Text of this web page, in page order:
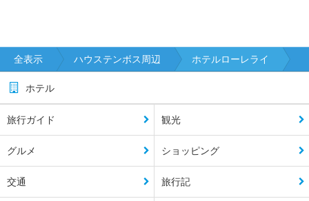
全表示 ハウステンボス周辺 ホテルローレライ
ホテル
旅行ガイド 観光
グルメ ショッピング
交通 旅行記